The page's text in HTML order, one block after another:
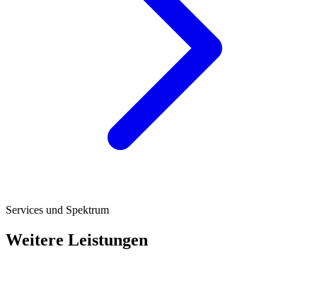
Services und Spektrum
Weitere Leistungen